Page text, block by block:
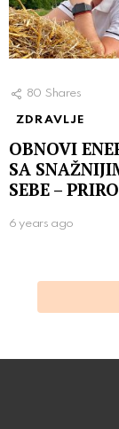
80 Shares
ZDRAVLJE
OBNOVI
SA
SEBE –
6 years ago